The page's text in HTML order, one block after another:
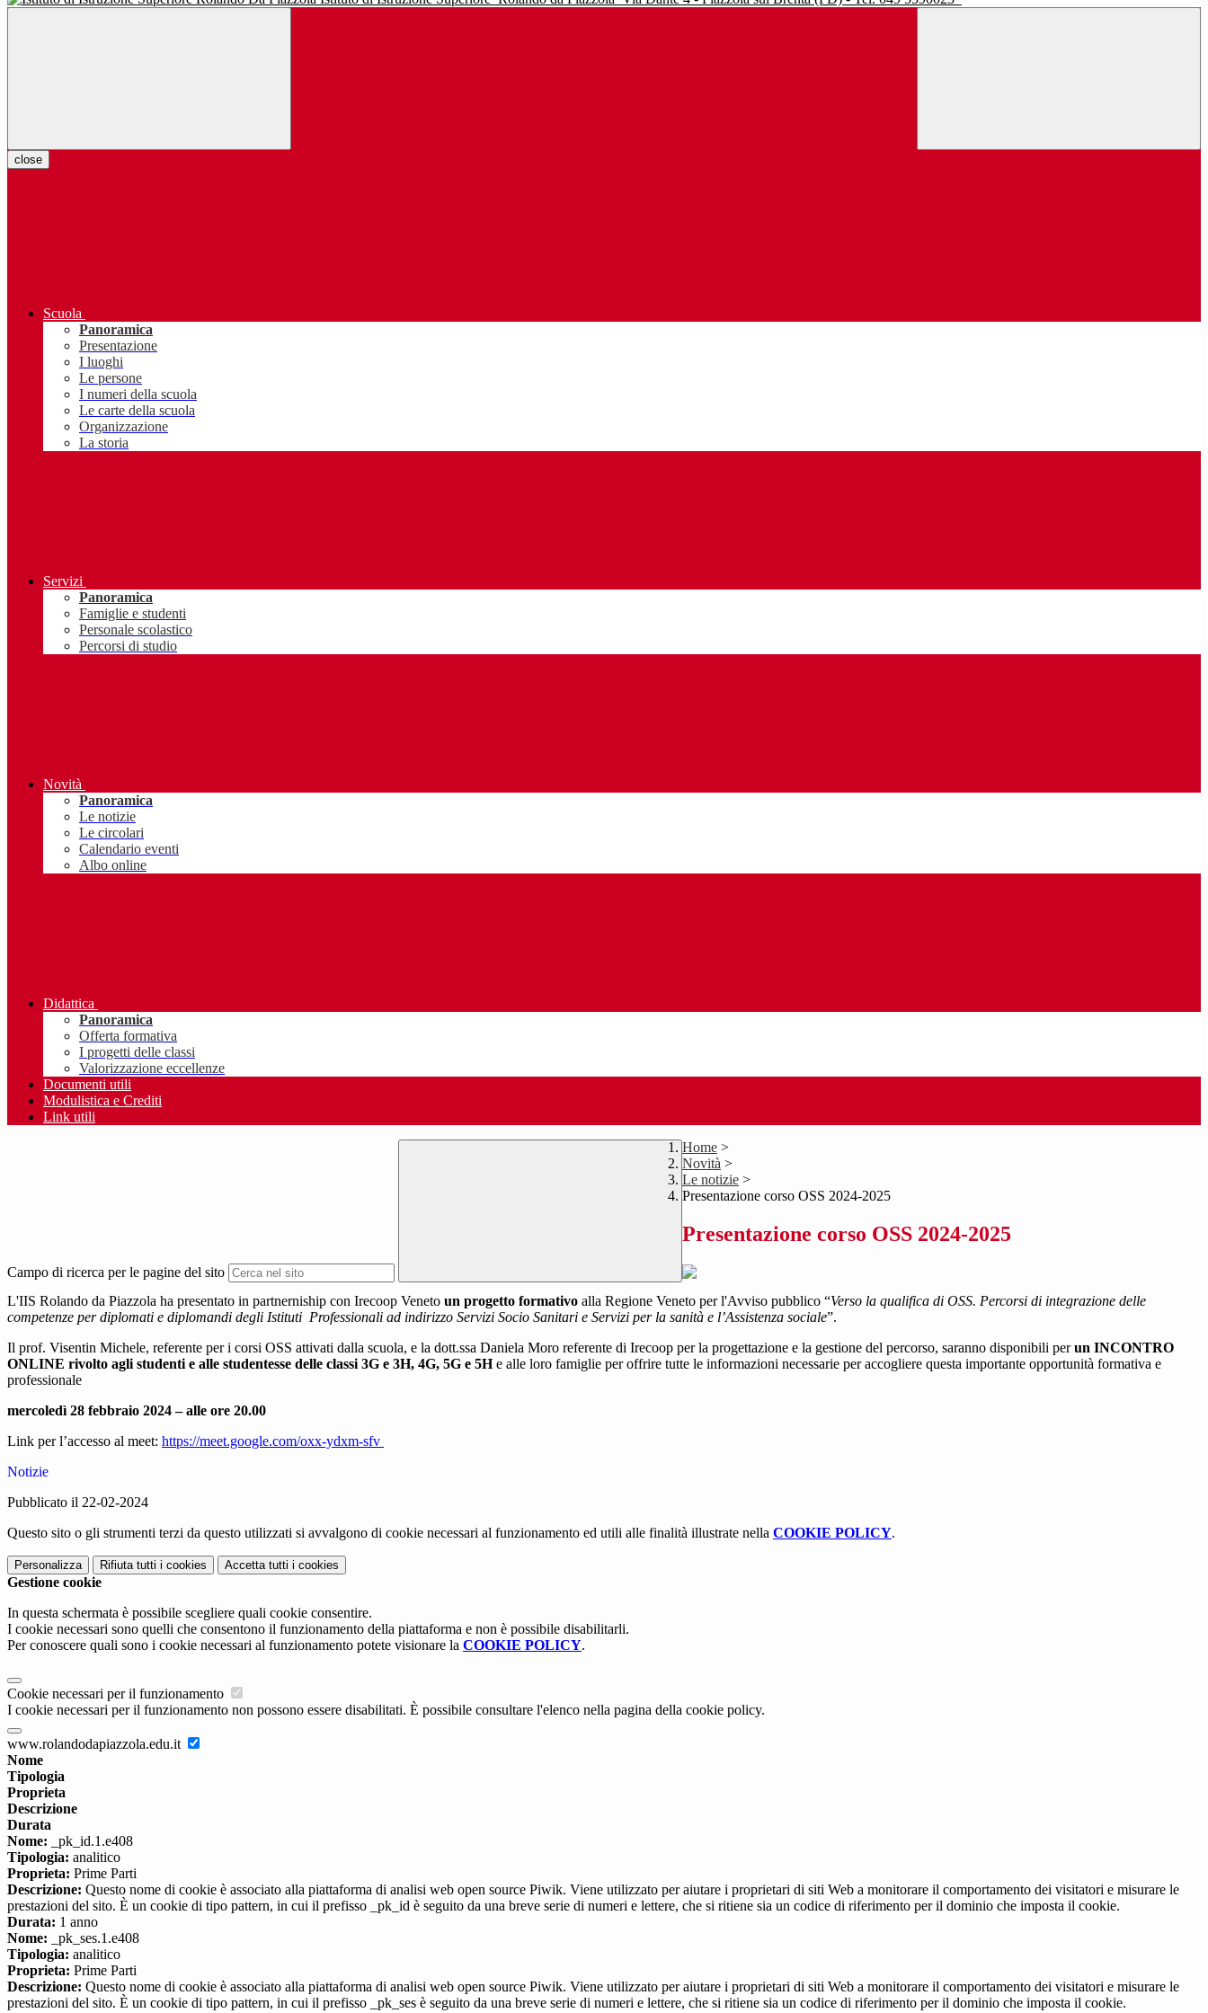
close
Scuola
Panoramica
Presentazione
I luoghi
Le persone
I numeri della scuola
Le carte della scuola
Organizzazione
La storia
Servizi
Panoramica
Famiglie e studenti
Personale scolastico
Percorsi di studio
Novità
Panoramica
Le notizie
Le circolari
Calendario eventi
Albo online
Didattica
Panoramica
Offerta formativa
I progetti delle classi
Valorizzazione eccellenze
Documenti utili
Modulistica e Crediti
Link utili
Campo di ricerca per le pagine del sito
Home >
Novità >
Le notizie >
Presentazione corso OSS 2024-2025
Presentazione corso OSS 2024-2025
L'IIS Rolando da Piazzola ha presentato in partnerniship con Irecoop Veneto un progetto formativo alla Regione Veneto per l'Avviso pubblico “Verso la qualifica di OSS. Percorsi di integrazione delle
competenze per diplomati e diplomandi degli Istituti Professionali ad indirizzo Servizi Socio Sanitari e Servizi per la sanità e l’Assistenza sociale”.
Il prof. Visentin Michele, referente per i corsi OSS attivati dalla scuola, e la dott.ssa Daniela Moro referente di Irecoop per la progettazione e la gestione del percorso, saranno disponibili perun INCONTRO
ONLINE rivolto agli studenti e alle studentesse delle classi 3G e 3H, 4G, 5G e 5He alle loro famiglie per offrire tutte le informazioni necessarie per accogliere questa importante opportunità formativa e
professionale
mercoledì 28 febbraio 2024 – alle ore 20.00
Link per l’accesso al meet: https://meet.google.com/oxx-ydxm-sfv
Notizie
Pubblicato il 22-02-2024
Questo sito o gli strumenti terzi da questo utilizzati si avvalgono di cookie necessari al funzionamento ed utili alle finalità illustrate nella COOKIE POLICY.
Personalizza Rifiuta tutti i cookies Accetta tutti i cookies
Gestione cookie
In questa schermata è possibile scegliere quali cookie consentire.
I cookie necessari sono quelli che consentono il funzionamento della piattaforma e non è possibile disabilitarli.
Per conoscere quali sono i cookie necessari al funzionamento potete visionare la COOKIE POLICY.
Cookie necessari per il funzionamento
I cookie necessari per il funzionamento non possono essere disabilitati. È possibile consultare l'elenco nella pagina della cookie policy.
www.rolandodapiazzola.edu.it
Nome
Tipologia
Proprieta
Descrizione
Durata
Nome: _pk_id.1.e408
Tipologia: analitico
Proprieta: Prime Parti
Descrizione: Questo nome di cookie è associato alla piattaforma di analisi web open source Piwik. Viene utilizzato per aiutare i proprietari di siti Web a monitorare il comportamento dei visitatori e misurare le
prestazioni del sito. È un cookie di tipo pattern, in cui il prefisso _pk_id è seguito da una breve serie di numeri e lettere, che si ritiene sia un codice di riferimento per il dominio che imposta il cookie.
Durata: 1 anno
Nome: _pk_ses.1.e408
Tipologia: analitico
Proprieta: Prime Parti
Descrizione: Questo nome di cookie è associato alla piattaforma di analisi web open source Piwik. Viene utilizzato per aiutare i proprietari di siti Web a monitorare il comportamento dei visitatori e misurare le
prestazioni del sito. È un cookie di tipo pattern, in cui il prefisso _pk_ses è seguito da una breve serie di numeri e lettere, che si ritiene sia un codice di riferimento per il dominio che imposta il cookie.